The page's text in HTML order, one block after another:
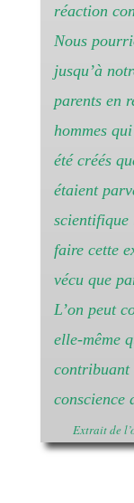
réaction
Nous
jusqu’à
parents en
hommes
été créés
étaient
scientifique
faire cette
vécu que
L’on peut
elle-même
contribuant
conscience
Extrait de